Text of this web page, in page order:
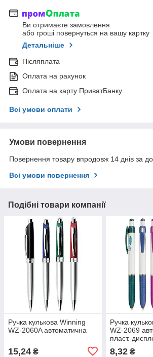
Ви отримаєте замовлення
або гроші повернуться на вашу картку
Детальніше
Післяплата
Оплата на рахунок
Оплата на карту ПриватБанку
Всі умови оплати
Умови повернення
Повернення товару впродовж 14 днів за
Всі умови повернення
Подібні товари компанії
Ручка кулькова Winning
WZ-2060A автоматична
15,24 ₴
Ручка
WZ-2069
пласт.
8,32₴